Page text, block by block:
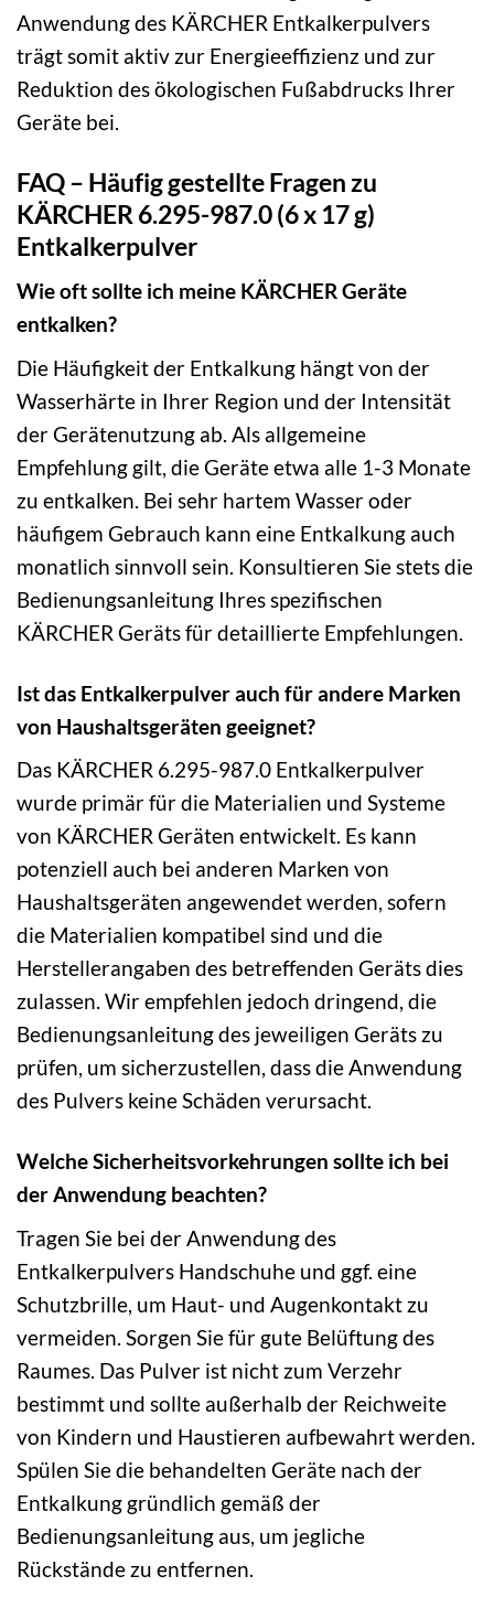
Anwendung des KÄRCHER Entkalkerpulvers
trägt somit aktiv zur Energieeffizienz und zur
Reduktion des ökologischen Fußabdrucks Ihrer
Geräte bei.
FAQ – Häufig gestellte Fragen zu
KÄRCHER 6.295-987.0 (6 x 17 g)
Entkalkerpulver
Wie oft sollte ich meine KÄRCHER Geräte
entkalken?
Die Häufigkeit der Entkalkung hängt von der
Wasserhärte in Ihrer Region und der Intensität
der Gerätenutzung ab. Als allgemeine
Empfehlung gilt, die Geräte etwa alle 1-3 Monate
zu entkalken. Bei sehr hartem Wasser oder
häufigem Gebrauch kann eine Entkalkung auch
monatlich sinnvoll sein. Konsultieren Sie stets die
Bedienungsanleitung Ihres spezifischen
KÄRCHER Geräts für detaillierte Empfehlungen.
Ist das Entkalkerpulver auch für andere Marken
von Haushaltsgeräten geeignet?
Das KÄRCHER 6.295-987.0 Entkalkerpulver
wurde primär für die Materialien und Systeme
von KÄRCHER Geräten entwickelt. Es kann
potenziell auch bei anderen Marken von
Haushaltsgeräten angewendet werden, sofern
die Materialien kompatibel sind und die
Herstellerangaben des betreffenden Geräts dies
zulassen. Wir empfehlen jedoch dringend, die
Bedienungsanleitung des jeweiligen Geräts zu
prüfen, um sicherzustellen, dass die Anwendung
des Pulvers keine Schäden verursacht.
Welche Sicherheitsvorkehrungen sollte ich bei
der Anwendung beachten?
Tragen Sie bei der Anwendung des
Entkalkerpulvers Handschuhe und ggf. eine
Schutzbrille, um Haut- und Augenkontakt zu
vermeiden. Sorgen Sie für gute Belüftung des
Raumes. Das Pulver ist nicht zum Verzehr
bestimmt und sollte außerhalb der Reichweite
von Kindern und Haustieren aufbewahrt werden.
Spülen Sie die behandelten Geräte nach der
Entkalkung gründlich gemäß der
Bedienungsanleitung aus, um jegliche
Rückstände zu entfernen.